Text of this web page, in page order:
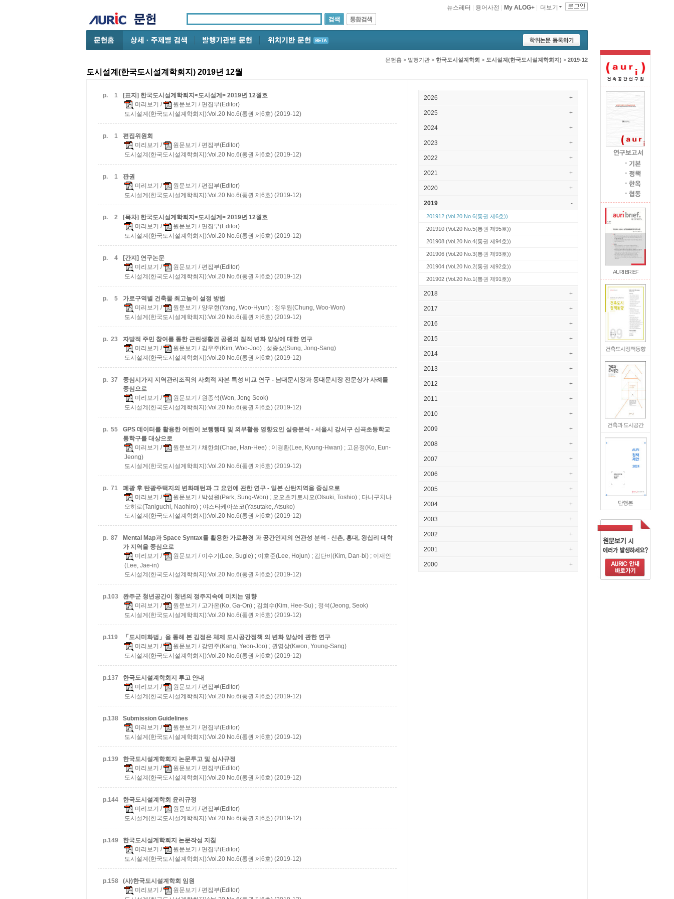
AURI BRIEF
건축도시정책동향
건축과 도시공간
단행본
더보기
My ALOG+
용어사전
뉴스레터
문헌홈 > 발행기관 > 한국도시설계학회 > 도시설계(한국도시설계학회지) > 2019-12
도시설계(한국도시설계학회지) 2019년 12월
p. 1
[표지] 한국도시설계학회지<도시설계> 2019년 12월호
미리보기 / 원문보기 / 편집부(Editor)
도시설계(한국도시설계학회지):Vol.20 No.6(통권 제6호) (2019-12)
p. 1
편집위원회
미리보기 / 원문보기 / 편집부(Editor)
도시설계(한국도시설계학회지):Vol.20 No.6(통권 제6호) (2019-12)
p. 1
판권
미리보기 / 원문보기 / 편집부(Editor)
도시설계(한국도시설계학회지):Vol.20 No.6(통권 제6호) (2019-12)
p. 2
[목차] 한국도시설계학회지<도시설계> 2019년 12월호
미리보기 / 원문보기 / 편집부(Editor)
도시설계(한국도시설계학회지):Vol.20 No.6(통권 제6호) (2019-12)
p. 4
[간지] 연구논문
미리보기 / 원문보기 / 편집부(Editor)
도시설계(한국도시설계학회지):Vol.20 No.6(통권 제6호) (2019-12)
p. 5
가로구역별 건축물 최고높이 설정 방법
미리보기 / 원문보기 / 양우현(Yang, Woo-Hyun) ; 정우원(Chung, Woo-Won)
도시설계(한국도시설계학회지):Vol.20 No.6(통권 제6호) (2019-12)
p. 23
자발적 주민 참여를 통한 근린생활권 공원의 질적 변화 양상에 대한 연구
미리보기 / 원문보기 / 김우주(Kim, Woo-Joo) ; 성종상(Sung, Jong-Sang)
도시설계(한국도시설계학회지):Vol.20 No.6(통권 제6호) (2019-12)
p. 37
중심시가지 지역관리조직의 사회적 자본 특성 비교 연구 - 남대문시장과 동대문시장 전문상가 사례를
중심으로
미리보기 / 원문보기 / 원종석(Won, Jong Seok)
도시설계(한국도시설계학회지):Vol.20 No.6(통권 제6호) (2019-12)
p. 55
GPS 데이터를 활용한 어린이 보행행태 및 외부활동 영향요인 실증분석 - 서울시 강서구 신곡초등학교
통학구를 대상으로
미리보기 / 원문보기 / 채한희(Chae, Han-Hee) ; 이경환(Lee, Kyung-Hwan) ; 고은정(Ko, Eun-
Jeong)
도시설계(한국도시설계학회지):Vol.20 No.6(통권 제6호) (2019-12)
p. 71
폐광 후 탄광주택지의 변화패턴과 그 요인에 관한 연구 - 일본 산탄지역을 중심으로
미리보기 / 원문보기 / 박성원(Park, Sung-Won) ; 오오츠키토시오(Otsuki, Toshio) ; 다니구치나
오히로(Taniguchi, Naohiro) ; 야스타케아쓰코(Yasutake, Atsuko)
도시설계(한국도시설계학회지):Vol.20 No.6(통권 제6호) (2019-12)
p. 87
Mental Map과 Space Syntax를 활용한 가로환경 과 공간인지의 연관성 분석 - 신촌, 홍대, 왕십리 대학
가 지역을 중심으로
미리보기 / 원문보기 / 이수기(Lee, Sugie) ; 이호준(Lee, Hojun) ; 김단비(Kim, Dan-bi) ; 이재인
(Lee, Jae-in)
도시설계(한국도시설계학회지):Vol.20 No.6(통권 제6호) (2019-12)
p.103
완주군 청년공간이 청년의 정주지속에 미치는 영향
미리보기 / 원문보기 / 고가온(Ko, Ga-On) ; 김희수(Kim, Hee-Su) ; 정석(Jeong, Seok)
도시설계(한국도시설계학회지):Vol.20 No.6(통권 제6호) (2019-12)
p.119
「도시미화법」을 통해 본 김정은 체제 도시공간정책 의 변화 양상에 관한 연구
미리보기 / 원문보기 / 강연주(Kang, Yeon-Joo) ; 권영상(Kwon, Young-Sang)
도시설계(한국도시설계학회지):Vol.20 No.6(통권 제6호) (2019-12)
p.137
한국도시설계학회지 투고 안내
미리보기 / 원문보기 / 편집부(Editor)
도시설계(한국도시설계학회지):Vol.20 No.6(통권 제6호) (2019-12)
p.138
Submission Guidelines
미리보기 / 원문보기 / 편집부(Editor)
도시설계(한국도시설계학회지):Vol.20 No.6(통권 제6호) (2019-12)
p.139
한국도시설계학회지 논문투고 및 심사규정
미리보기 / 원문보기 / 편집부(Editor)
도시설계(한국도시설계학회지):Vol.20 No.6(통권 제6호) (2019-12)
p.144
한국도시설계학회 윤리규정
미리보기 / 원문보기 / 편집부(Editor)
도시설계(한국도시설계학회지):Vol.20 No.6(통권 제6호) (2019-12)
p.149
한국도시설계학회지 논문작성 지침
미리보기 / 원문보기 / 편집부(Editor)
도시설계(한국도시설계학회지):Vol.20 No.6(통권 제6호) (2019-12)
p.158
(사)한국도시설계학회 임원
미리보기 / 원문보기 / 편집부(Editor)
2026 +
2025 +
2024 +
2023 +
2022 +
2021 +
2020 +
2019 -
201912 (Vol.20 No.6(통권 제6호))
201910 (Vol.20 No.5(통권 제95호))
201908 (Vol.20 No.4(통권 제94호))
201906 (Vol.20 No.3(통권 제93호))
201904 (Vol.20 No.2(통권 제92호))
201902 (Vol.20 No.1(통권 제91호))
2018 +
2017 +
2016 +
2015 +
2014 +
2013 +
2012 +
2011 +
2010 +
2009 +
2008 +
2007 +
2006 +
2005 +
2004 +
2003 +
2002 +
2001 +
2000 +